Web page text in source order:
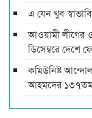
এ যেন খুব
আওয়ামী লীগের
ডিসেম্বরে দেশে
কমিউনিষ্ট
আহমদের ১৩৭তম